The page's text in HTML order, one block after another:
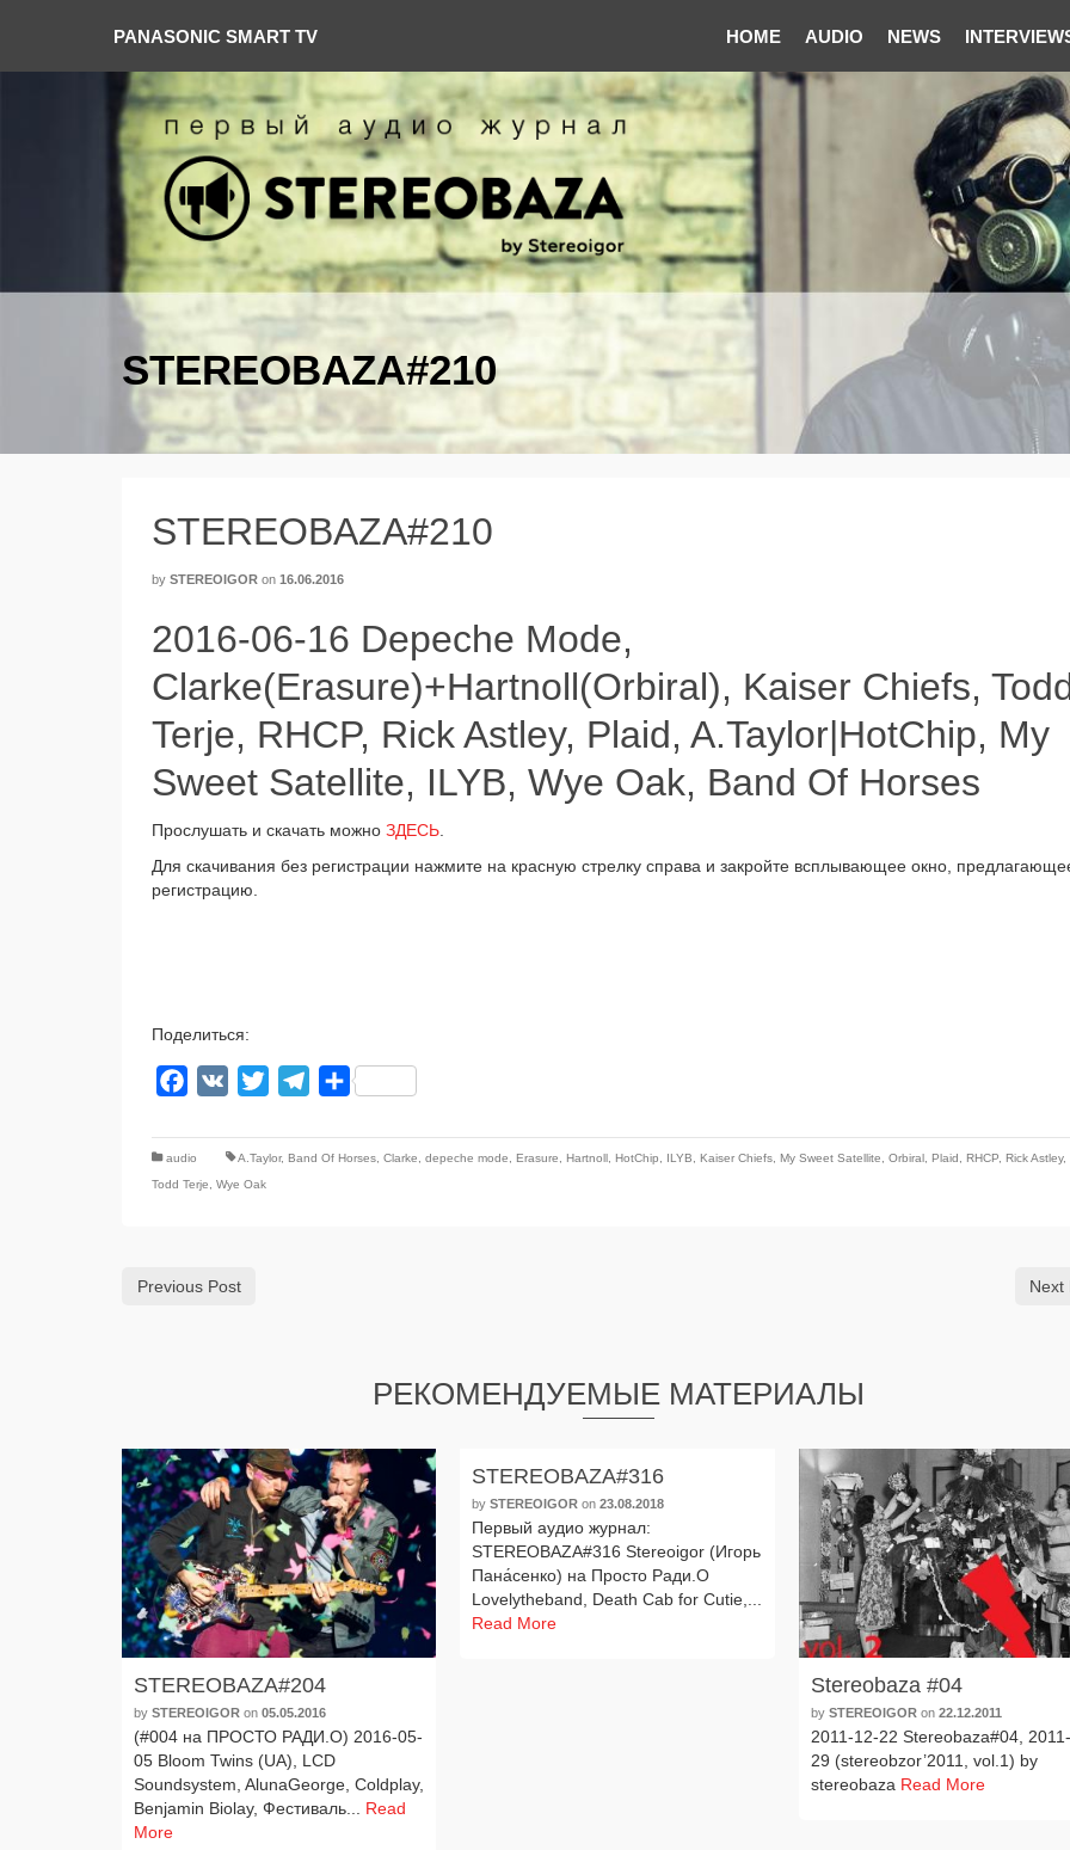
PANASONIC SMART TV HOME AUDIO NEWS
STEREOBAZA#210
STEREOBAZA#210
by STEREOIGOR on 16.06.2016
2016-06-16 Depeche Mode,
Clarke(Erasure)+Hartnoll(Orbiral), Kaiser Chiefs,
Terje, RHCP, Rick Astley, Plaid, A.Taylor|HotChip, My
Sweet Satellite, ILYB, Wye Oak, Band Of Horses
Прослушать и ска­чать мож­но ЗДЕСЬ
Для ска­чи­ва­ния без реги­стра­ции нажми­те на крас­ную стрел­ку спра­ва и закрой­те всплы­ва­ю­щее окно,
реги­стра­цию.
Поделиться:
Facebook
VK Twitter TelegramОтправить
audio A.Taylor, Band Of Horses Clarke depeche mode Erasure Hartnoll HotChip ILYB Kaiser Chiefs My Sweet Satellite Orbiral Plaid RHCP Rick Astley,
Todd Terje
Wye Oak
Previous Post Next
РЕКОМЕНДУЕМЫЕ МАТЕРИАЛЫ
STEREOBAZA#204
by STEREOIGOR on 05.05.2016
(#004 на ПРОСТО РАДИ.О) 2016-05-
05 Bloom Twins (UA), LCD
Soundsystem, AlunaGeorge, Coldplay,
Benjamin Biolay, Фестиваль... Read
More
STEREOBAZA#316
bySTEREOIGOR on23.08.2018
Первый аудио жур­нал:
STEREOBAZA#316 Stereoigor (Игорь
Пана́сенко) на Просто Ради.О
Lovelytheband, Death Cab for Cutie,...
Read More
Stereobaza #04
by STEREOIGOR on 22.12.2011
2011-12-22 Stereobaza#04,
29 (stereobzor’2011, vol.1) by
stereobaza Read More